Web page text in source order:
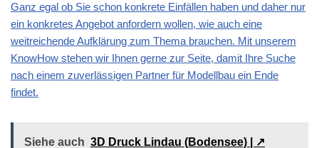
Ganz egal ob Sie schon konkrete Einfällen haben und daher nur
ein konkretes Angebot anfordern wollen, wie auch eine
weitreichende Aufklärung zum Thema brauchen. Mit unserem
KnowHow stehen wir Ihnen gerne zur Seite, damit Ihre Suche
nach einem zuverlässigen Partner für Modellbau ein Ende
findet.
Siehe auch 3D Druck Lindau (Bodensee) | ↗️